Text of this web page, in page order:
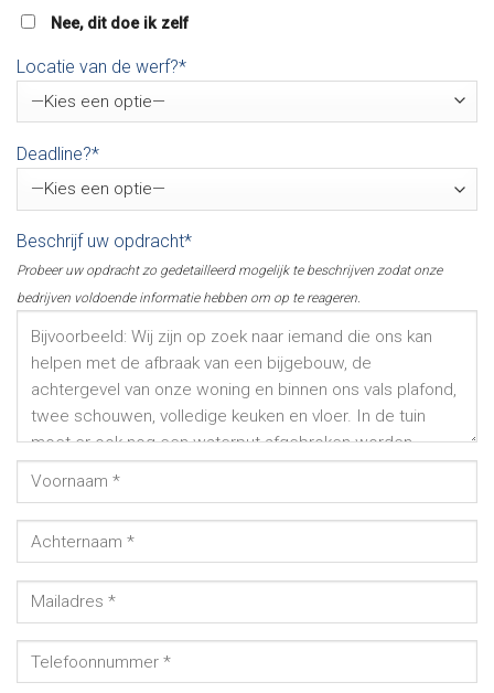
Nee, dit doe ik zelf
Locatie van de werf?*
Deadline?*
Beschrijf uw opdracht*
Probeer uw opdracht zo gedetailleerd mogelijk te beschrijven zodat onze
bedrijven voldoende informatie hebben om op te reageren.